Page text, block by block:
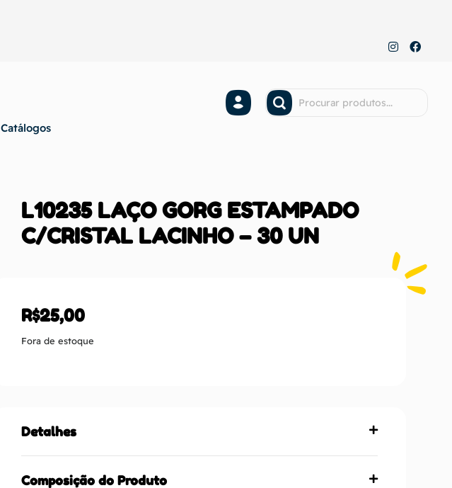
Catálogos
L10235 LAÇO GORG ESTAMPADO
C/CRISTAL LACINHO – 30 UN
R$25,00
Fora de estoque
Detalhes
Composição do Produto